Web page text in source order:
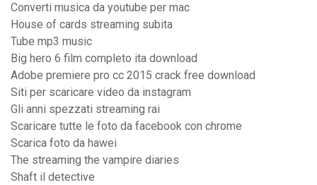
Converti musica da youtube per mac
House of cards streaming subita
Tube mp3 music
Big hero 6 film completo ita download
Adobe premiere pro cc 2015 crack free download
Siti per scaricare video da instagram
Gli anni spezzati streaming rai
Scaricare tutte le foto da facebook con chrome
Scarica foto da hawei
The streaming the vampire diaries
Shaft il detective